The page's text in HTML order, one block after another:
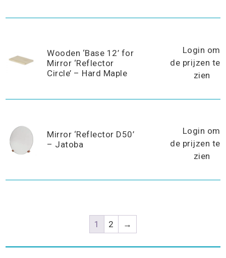
Wooden ‘Base 12’ for
Mirror ‘Reflector
Circle’ – Hard Maple
Login om
de prijzen te
zien
Mirror ‘Reflector D50’
– Jatoba
Login om
de prijzen te
zien
1 2 →